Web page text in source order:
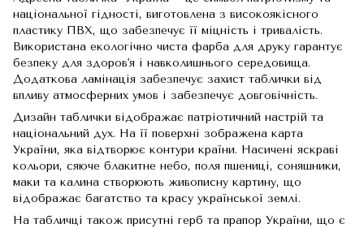
національної гідності, виготовлена з високоякісного
пластику ПВХ, що забезпечує її міцність і тривалість.
Використана екологічно чиста фарба для друку гарантує
безпеку для здоров'я і навколишнього середовища.
Додаткова ламінація забезпечує захист таблички від
впливу атмосферних умов і забезпечує довговічність.
Дизайн таблички відображає патріотичний настрій та
національний дух. На її поверхні зображена карта
України, яка відтворює контури країни. Насичені яскраві
кольори, сяюче блакитне небо, поля пшениці, соняшники,
маки та калина створюють живописну картину, що
відображає багатство та красу української землі.
На табличці також присутні герб та прапор України, що є